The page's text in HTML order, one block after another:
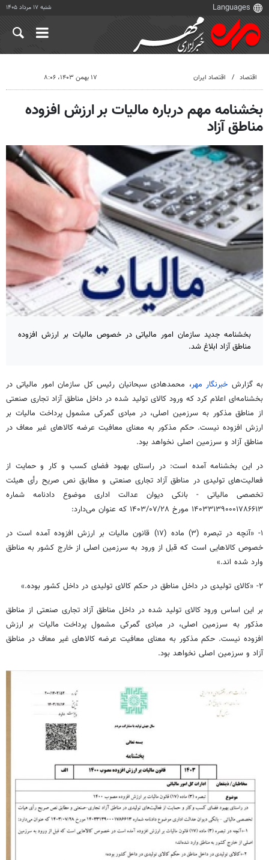
شنبه ۱۷ مرداد ۱۴۰۵
اقتصاد اقتصاد ایران ۱۷ بهمن ۱۴۰۳، ۸:۰۶
بخشنامه مهم درباره مالیات بر ارزش افزوده
مناطق آزاد
بخشنامه جدید سازمان امور مالیاتی در خصوص مالیات بر ارزش افزوده
مناطق آزاد ابلاغ شد.
به گزارش خبرنگار مهر، محمدهادی سبحانیان رئیس کل سازمان امور مالیاتی در
بخشنامه‌ای اعلام کرد که ورود کالای تولید شده در داخل مناطق آزاد تجاری صنعتی
از مناطق مذکور به سرزمین اصلی، در مبادی گمرکی مشمول پرداخت مالیات بر
ارزش افزوده نیست. حکم مذکور به معنای معافیت عرضه کالاهای غیر معاف در
مناطق آزاد و سرزمین اصلی نخواهد بود.
در این بخشنامه آمده است: در راستای بهبود فضای کسب و کار و حمایت از
فعالیت‌های تولیدی در مناطق آزاد تجاری صنعتی و مطابق نص صریح رأی هیئت
تخصصی مالیاتی - بانکی دیوان عدالت اداری موضوع دادنامه شماره
۱۴۰۳۳۱۳۹۰۰۰۱۷۸۶۶۱۳ مورخ ۱۴۰۳/۰۷/۲۸ که عنوان می‌دارد:
۱- «آنچه در تبصره (۳) ماده (۱۷) قانون مالیات بر ارزش افزوده آمده است در
خصوص کالاهایی است که قبل از ورود به سرزمین اصلی از خارج کشور به مناطق
وارد شده اند.»
۲- «کالای تولیدی در داخل مناطق در حکم کالای تولیدی در داخل کشور بوده.»
بر این اساس ورود کالای تولید شده در داخل مناطق آزاد تجاری صنعتی از مناطق
مذکور به سرزمین اصلی، در مبادی گمرکی مشمول پرداخت مالیات بر ارزش
افزوده نیست. حکم مذکور به معنای معافیت عرضه کالاهای غیر معاف در مناطق
آزاد و سرزمین اصلی نخواهد بود.